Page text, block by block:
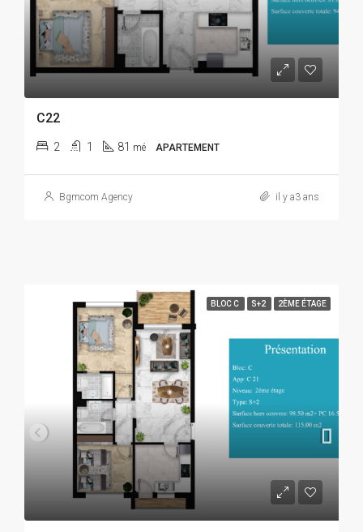
C22
2 1 81 mé APARTEMENT
Bgmcom Agency il y a3 ans
BLOC C S+2 2ÈME ÉTAGE